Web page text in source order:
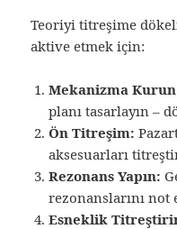
Teoriyi titreşime
aktive etmek için:
Mekanizma
planı tasarlayın –
Ön Titreşim:
aksesuarları
Rezonans Yapın:
rezonanslarını not
Esneklik